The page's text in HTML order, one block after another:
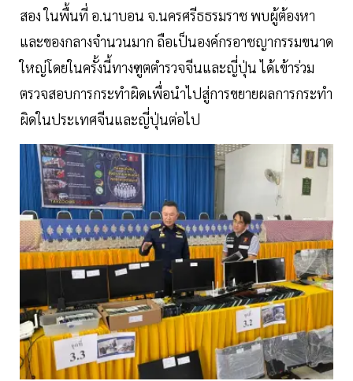
สอง ในพื้นที่ อ.นาบอน จ.นครศรีธธรมราช พบผู้ต้องหา
และของกลางจำนวนมาก ถือเป็นองค์กรอาชญากรรมขนาด
ใหญ่โดยในครั้งนี้ทางฑูตตำรวจจีนและญี่ปุ่น ได้เข้าร่วม
ตรวจสอบการกระทำผิดเพื่อนำไปสู่การขยายผลการกระทำ
ผิดในประเทศจีนและญี่ปุ่นต่อไป